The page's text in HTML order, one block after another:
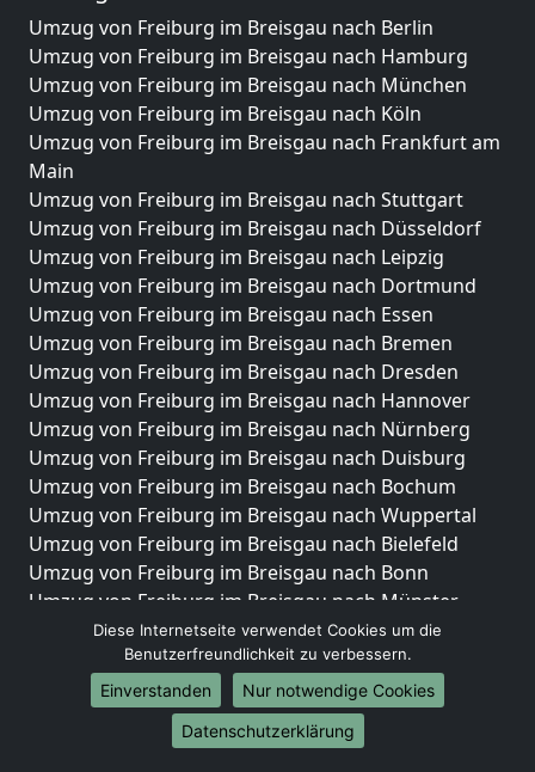
Umzug von Freiburg im Breisgau nach Berlin
Umzug von Freiburg im Breisgau nach Hamburg
Umzug von Freiburg im Breisgau nach München
Umzug von Freiburg im Breisgau nach Köln
Umzug von Freiburg im Breisgau nach Frankfurt am
Main
Umzug von Freiburg im Breisgau nach Stuttgart
Umzug von Freiburg im Breisgau nach Düsseldorf
Umzug von Freiburg im Breisgau nach Leipzig
Umzug von Freiburg im Breisgau nach Dortmund
Umzug von Freiburg im Breisgau nach Essen
Umzug von Freiburg im Breisgau nach Bremen
Umzug von Freiburg im Breisgau nach Dresden
Umzug von Freiburg im Breisgau nach Hannover
Umzug von Freiburg im Breisgau nach Nürnberg
Umzug von Freiburg im Breisgau nach Duisburg
Umzug von Freiburg im Breisgau nach Bochum
Umzug von Freiburg im Breisgau nach Wuppertal
Umzug von Freiburg im Breisgau nach Bielefeld
Umzug von Freiburg im Breisgau nach Bonn
Umzug von Freiburg im Breisgau nach Münster
Internationale-Umzüge
Umzug von Freiburg im Breisgau nach Brasilien
Umzug von Freiburg im Breisgau nach Brunei
Diese Internetseite verwendet Cookies um die
Benutzerfreundlichkeit zu verbessern.
Einverstanden
Nur notwendige Cookies
Datenschutzerklärung